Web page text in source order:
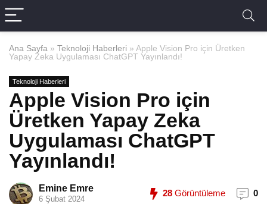
Ana Sayfa » Teknoloji Haberleri » Apple Vision Pro için Üretken
Yapay Zeka Uygulaması ChatGPT Yayınlandı!
Teknoloji Haberleri
Apple Vision Pro için
Üretken Yapay Zeka
Uygulaması ChatGPT
Yayınlandı!
Emine Emre
6 Şubat 2024
28 Görüntüleme 0